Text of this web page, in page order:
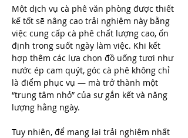
Một dịch vụ cà phê văn phòng được thiết
kế tốt sẽ nâng cao trải nghiệm này bằng
việc cung cấp cà phê chất lượng cao, ổn
định trong suốt ngày làm việc. Khi kết
hợp thêm các lựa chọn đồ uống tươi như
nước ép cam quýt, góc cà phê không chỉ
là điểm phục vụ — mà trở thành một
“trung tâm nhỏ” của sự gắn kết và năng
lượng hằng ngày.
Tuy nhiên, để mang lại trải nghiệm nhất